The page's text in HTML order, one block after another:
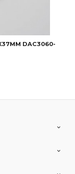
DAC3060-